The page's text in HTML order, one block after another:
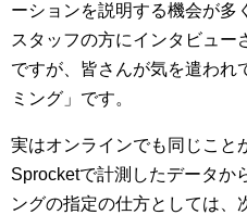
ーションを説明する機会が多
スタッフの方にインタビュー
ですが、皆さんが気を遣われ
ミング」です。
実はオンラインでも同じこと
Sprocketで計測したデータか
ングの指定の仕方としては、